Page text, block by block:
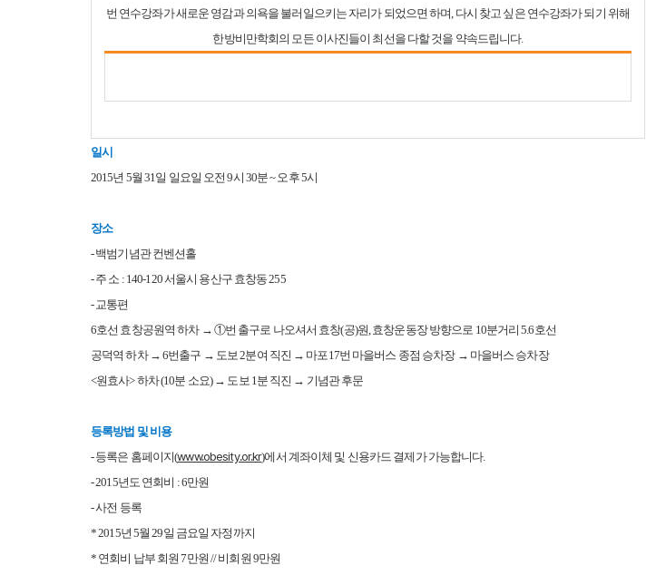
번 연수강좌가 새로운 영감과 의욕을 불러일으키는 자리가 되었으면 하며, 다시 찾고 싶은 연수강좌가 되기 위해
한방비만학회의 모든 이사진들이 최선을 다할 것을 약속드립니다.
일시
2015년 5월 31일 일요일 오전 9시 30분 ~ 오후 5시
장소
- 백범기념관 컨벤션홀
- 주 소 : 140-120 서울시 용산구 효창동 255
- 교통편
6호선 효창공원역 하차 → ①번 출구로 나오셔서 효창(공)원, 효창운동장 방향으로 10분거리 5.6호선
공덕역 하차 → 6번출구 → 도보 2분여 직진 → 마포17번 마을버스 종점 승차장 → 마을버스 승차장
<원효사> 하차 (10분 소요) → 도보 1분 직진 → 기념관 후문
등록방법 및 비용
- 등록은 홈페이지(www.obesity.or.kr)에서 계좌이체 및 신용카드 결제가 가능합니다.
- 2015년도 연회비 : 6만원
- 사전 등록
* 2015년 5월 29일 금요일 자정까지
* 연회비 납부 회원 7만원 // 비회원 9만원